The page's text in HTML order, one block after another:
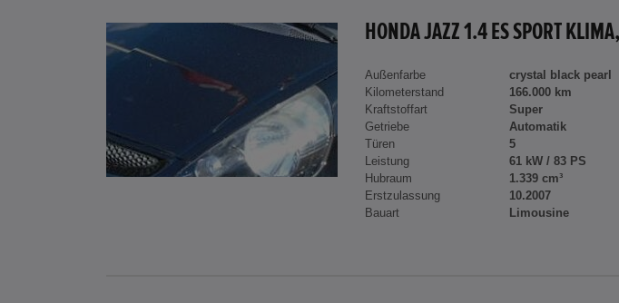
Außenfarbe
crystal black pearl
Kilometerstand
166.000 km
Kraftstoffart
Super
Getriebe
Automatik
Türen
5
Leistung
61 kW / 83 PS
Hubraum
1.339 cm³
Erstzulassung
10.2007
Bauart
Limousine